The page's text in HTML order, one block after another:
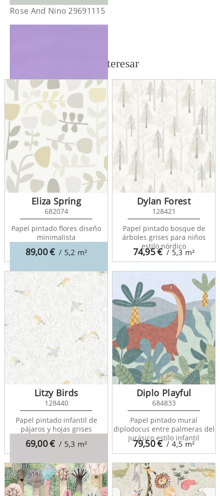
Rose And Nino 29691115
Rose And Nino 29695217
Rose And Nino 29696111
Rose And Nino 29699203
También te puede interesar
89,00€ / 5,2 m²
Eliza Spring
682074
Papel pintado flores diseño
minimalista
74,95€ / 5,3 m²
Dylan Forest
128421
Papel pintado bosque de
árboles grises para niños
estilo nórdico
69,00€ / 5,3 m²
Litzy Birds
128440
Papel pintado infantil de
pájaros y hojas grises
79,50€ / 4,5 m²
Diplo Playful
684833
Papel pintado mural
diplodocus entre palmeras del
jurásico estilo infantil